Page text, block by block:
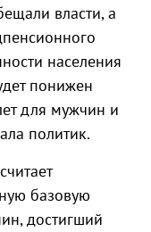
власти, а
населения
понижен
для мужчин и
политик.
базовую
достигший